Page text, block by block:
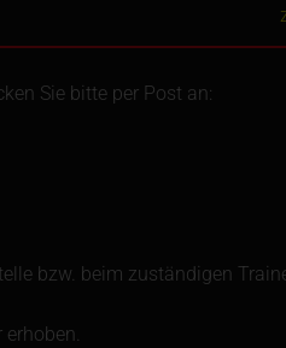
Sie bitte per Post an:
bzw. beim zuständigen
erhoben.